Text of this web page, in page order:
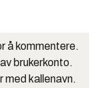
å kommentere.
brukerkonto.
med kallenavn.